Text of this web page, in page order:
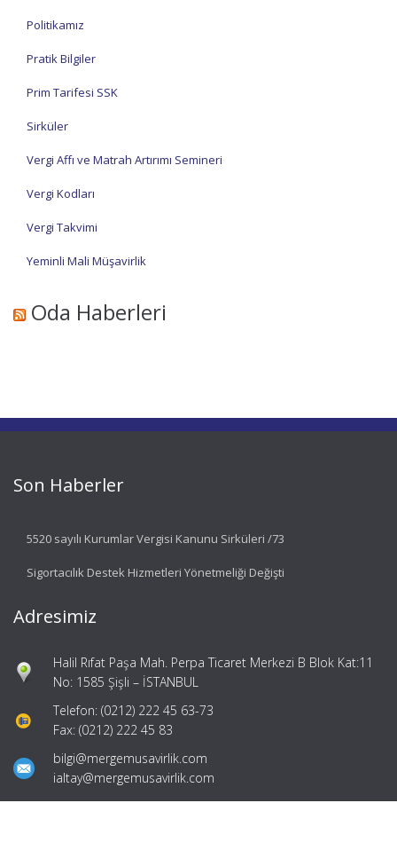
Politikamız
Pratik Bilgiler
Prim Tarifesi SSK
Sirküler
Vergi Affı ve Matrah Artırımı Semineri
Vergi Kodları
Vergi Takvimi
Yeminli Mali Müşavirlik
Oda Haberleri
Son Haberler
5520 sayılı Kurumlar Vergisi Kanunu Sirküleri /73
Sigortacılık Destek Hizmetleri Yönetmeliği Değişti
Adresimiz
Halil Rıfat Paşa Mah. Perpa Ticaret Merkezi B Blok Kat:11
No: 1585 Şişli – İSTANBUL
Telefon: (0212) 222 45 63-73
Fax: (0212) 222 45 83
bilgi@mergemusavirlik.com
ialtay@mergemusavirlik.com